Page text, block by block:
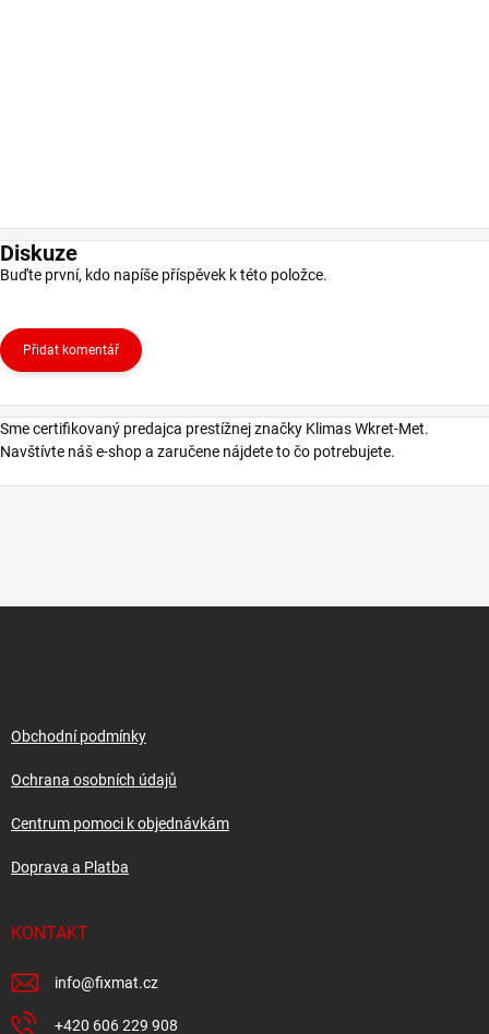
Diskuze
Buďte první, kdo napíše příspěvek k této položce.
Přidat komentář
Sme certifikovaný predajca prestížnej značky Klimas Wkret-Met.
Navštívte náš e-shop a zaručene nájdete to čo potrebujete.
Obchodní podmínky
Ochrana osobních údajů
Centrum pomoci k objednávkám
Doprava a Platba
KONTAKT
info@fixmat.cz
+420 606 229 908